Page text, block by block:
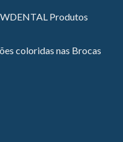
Produtos
coloridas nas Brocas